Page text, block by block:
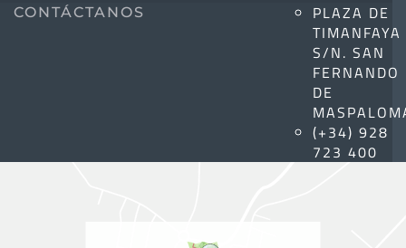
CONTÁCTANOS
PLAZA DE
TIMANFAYA
S/N. SAN
FERNANDO
DE
(+34) 928
723 400